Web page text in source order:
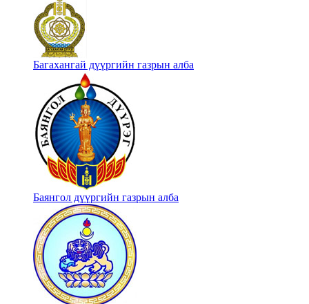
Багахангай дүүргийн газрын алба
Баянгол дүүргийн газрын алба